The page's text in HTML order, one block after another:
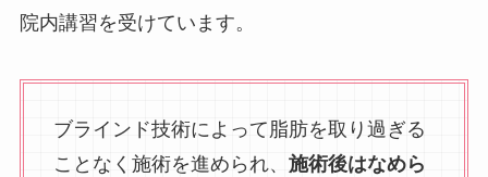
院内講習を受けています。
ブラインド技術によって脂肪を取り過ぎる
ことなく施術を進められ、 施術後はなめら